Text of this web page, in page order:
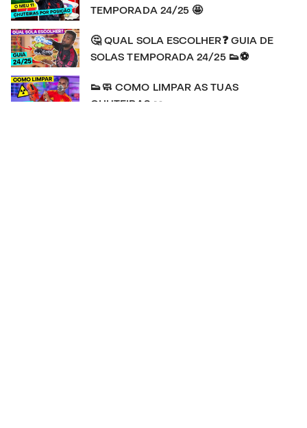
TEMPORADA 24/25 🤩
🤔 QUAL SOLA ESCOLHER❓ GUIA DE
SOLAS TEMPORADA 24/25 👟⚽
👟🧼 COMO LIMPAR AS TUAS
CHUTEIRAS 👀